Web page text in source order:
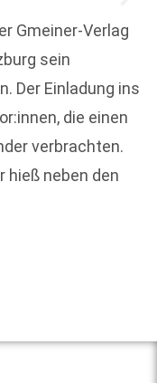
Gmeiner-Verlag
sein
Der Einladung ins
die einen
verbrachten.
hieß neben den